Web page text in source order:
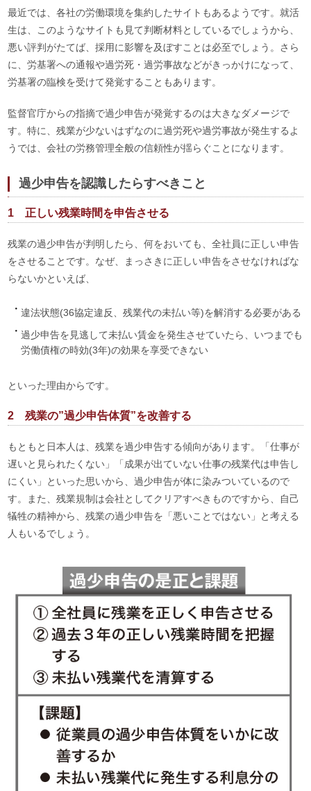
最近では、各社の労働環境を集約したサイトもあるようです。就活
生は、このようなサイトも見て判断材料としているでしょうから、
悪い評判がたてば、採用に影響を及ぼすことは必至でしょう。さら
に、労基署への通報や過労死・過労事故などがきっかけになって、
労基署の臨検を受けて発覚することもあります。
監督官庁からの指摘で過少申告が発覚するのは大きなダメージで
す。特に、残業が少ないはずなのに過労死や過労事故が発生するよ
うでは、会社の労務管理全般の信頼性が揺らぐことになります。
過少申告を認識したらすべきこと
1 正しい残業時間を申告させる
残業の過少申告が判明したら、何をおいても、全社員に正しい申告
をさせることです。なぜ、まっさきに正しい申告をさせなければな
らないかといえば、
違法状態(36協定違反、残業代の未払い等)を解消する必要がある
過少申告を見逃して未払い賃金を発生させていたら、いつまでも
労働債権の時効(3年)の効果を享受できない
といった理由からです。
2 残業の”過少申告体質”を改善する
もともと日本人は、残業を過少申告する傾向があります。「仕事が
遅いと見られたくない」「成果が出ていない仕事の残業代は申告し
にくい」といった思いから、過少申告が体に染みついているので
す。また、残業規制は会社としてクリアすべきものですから、自己
犠牲の精神から、残業の過少申告を「悪いことではない」と考える
人もいるでしょう。